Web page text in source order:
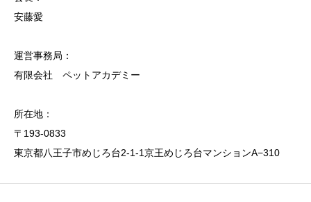
安藤愛
運営事務局：
有限会社 ペットアカデミー
所在地：
〒193-0833
東京都八王子市めじろ台2-1-1京王めじろ台マンションA−310